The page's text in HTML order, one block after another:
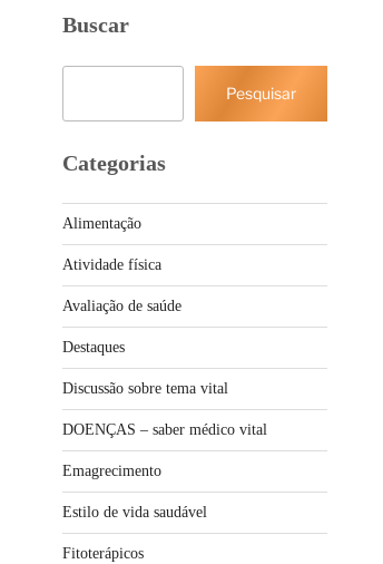
Buscar
Pesquisar
Categorias
Alimentação
Atividade física
Avaliação de saúde
Destaques
Discussão sobre tema vital
DOENÇAS – saber médico vital
Emagrecimento
Estilo de vida saudável
Fitoterápicos